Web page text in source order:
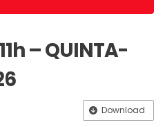
– QUINTA-
Download